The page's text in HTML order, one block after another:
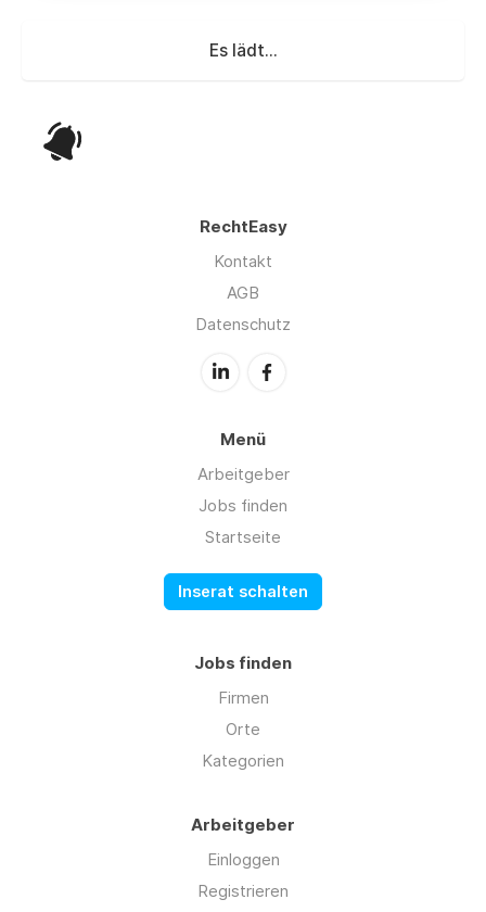
Es lädt...
RechtEasy
Kontakt
AGB
Datenschutz
Menü
Arbeitgeber
Jobs finden
Startseite
Inserat schalten
Jobs finden
Firmen
Orte
Kategorien
Arbeitgeber
Einloggen
Registrieren